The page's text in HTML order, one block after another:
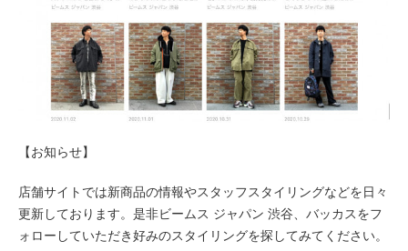
【お知らせ】
店舗サイトでは新商品の情報やスタッフスタイリングなどを日々
更新しております。是非ビームス ジャパン 渋谷、バッカスをフ
ォローしていただき好みのスタイリングを探してみてください。